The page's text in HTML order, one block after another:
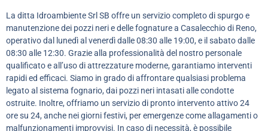
La ditta Idroambiente Srl SB offre un servizio completo di spurgo e
manutenzione dei pozzi neri e delle fognature a Casalecchio di Reno,
operativo dal lunedì al venerdì dalle 08:30 alle 19:00, e il sabato dalle
08:30 alle 12:30. Grazie alla professionalità del nostro personale
qualificato e all’uso di attrezzature moderne, garantiamo interventi
rapidi ed efficaci. Siamo in grado di affrontare qualsiasi problema
legato al sistema fognario, dai pozzi neri intasati alle condotte
ostruite. Inoltre, offriamo un servizio di pronto intervento attivo 24
ore su 24, anche nei giorni festivi, per emergenze come allagamenti o
malfunzionamenti improvvisi. In caso di necessità, è possibile